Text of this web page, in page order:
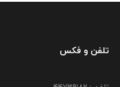
تلفن و فکس